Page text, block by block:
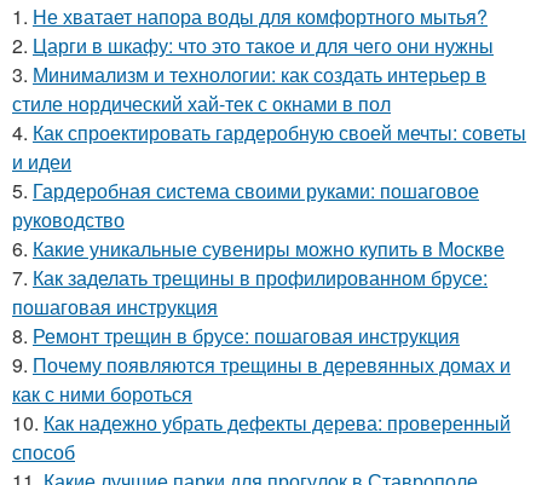
1. Не хватает напора воды для комфортного мытья?
2. Царги в шкафу: что это такое и для чего они нужны
3. Минимализм и технологии: как создать интерьер в
стиле нордический хай-тек с окнами в пол
4. Как спроектировать гардеробную своей мечты: советы
и идеи
5. Гардеробная система своими руками: пошаговое
руководство
6. Какие уникальные сувениры можно купить в Москве
7. Как заделать трещины в профилированном брусе:
пошаговая инструкция
8. Ремонт трещин в брусе: пошаговая инструкция
9. Почему появляются трещины в деревянных домах и
как с ними бороться
10. Как надежно убрать дефекты дерева: проверенный
способ